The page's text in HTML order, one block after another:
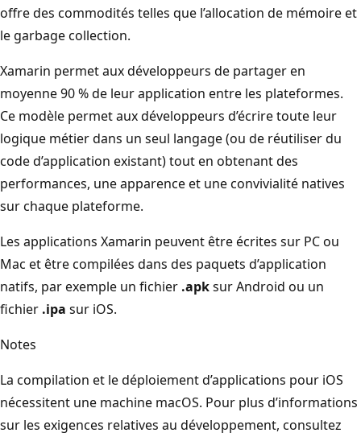
offre des commodités telles que l’allocation de mémoire et
le garbage collection.
Xamarin permet aux développeurs de partager en
moyenne 90 % de leur application entre les plateformes.
Ce modèle permet aux développeurs d’écrire toute leur
logique métier dans un seul langage (ou de réutiliser du
code d’application existant) tout en obtenant des
performances, une apparence et une convivialité natives
sur chaque plateforme.
Les applications Xamarin peuvent être écrites sur PC ou
Mac et être compilées dans des paquets d’application
natifs, par exemple un fichier .apksur Android ou un
fichier .ipa sur iOS.
Notes
La compilation et le déploiement d’applications pour iOS
nécessitent une machine macOS. Pour plus d’informations
sur les exigences relatives au développement, consultez